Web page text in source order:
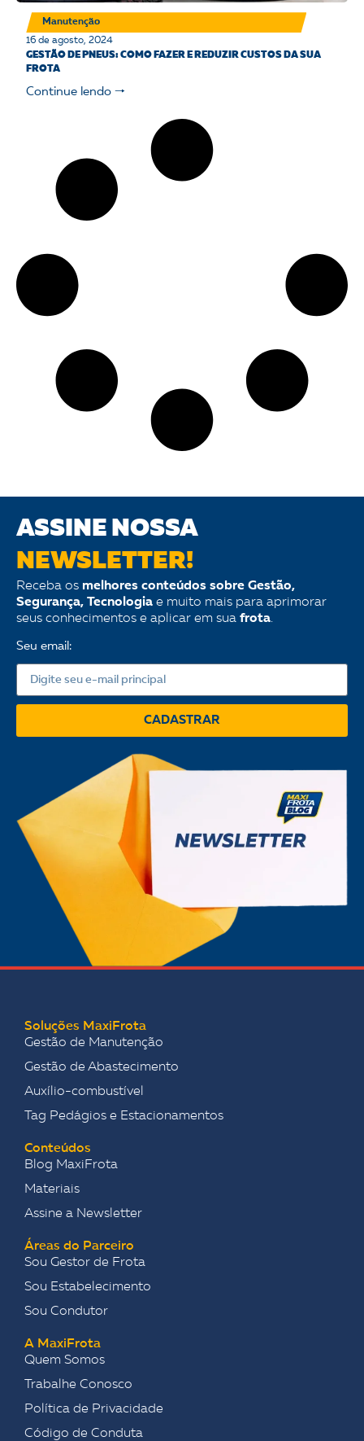
Manutenção
16 de agosto, 2024
GESTÃO DE PNEUS: COMO FAZER E REDUZIR CUSTOS DA SUA
FROTA
Continue lendo 🠒
ASSINE NOSSA
NEWSLETTER!
Receba os melhores conteúdos sobre Gestão,
Segurança, Tecnologia e muito mais para aprimorar
seus conhecimentos e aplicar em sua frota.
Seu email:
CADASTRAR
Soluções MaxiFrota
Gestão de Manutenção
Gestão de Abastecimento
Auxílio-combustível
Tag Pedágios e Estacionamentos
Conteúdos
Blog MaxiFrota
Materiais
Assine a Newsletter
Áreas do Parceiro
Sou Gestor de Frota
Sou Estabelecimento
Sou Condutor
A MaxiFrota
Quem Somos
Trabalhe Conosco
Política de Privacidade
Código de Conduta